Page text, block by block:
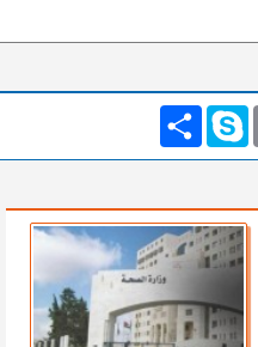
انشر Skype